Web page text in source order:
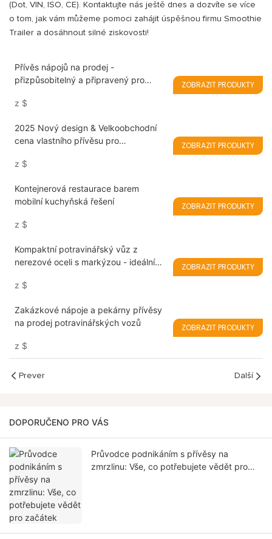
(Dot, VIN, ISO, CE). Kontaktujte nás ještě dnes a dozvíte se více
o tom, jak vám můžeme pomoci zahájit úspěšnou firmu Smoothie
Trailer a dosáhnout silné ziskovosti!
Přívěs nápojů na prodej -
přizpůsobitelný a připravený pro
z $
ZOBRAZIT PRODUKTY
2025 Nový design & Velkoobchodní
cena vlastního přívěsu pro
certifikací CE/DOT
z $
ZOBRAZIT PRODUKTY
Kontejnerová restaurace barem
mobilní kuchyňská řešení
z $
ZOBRAZIT PRODUKTY
Kompaktní potravinářský vůz z
nerezové oceli s markýzou - ideální
služby
z $
ZOBRAZIT PRODUKTY
Zakázkové nápoje a pekárny přívěsy
na prodej potravinářských vozů
z $
ZOBRAZIT PRODUKTY
Prever Další
DOPORUČENO PRO VÁS
Průvodce podnikáním s přívěsy na
zmrzlinu: Vše, co potřebujete vědět pro